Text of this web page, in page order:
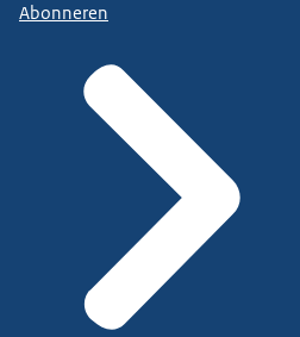
Abonneren